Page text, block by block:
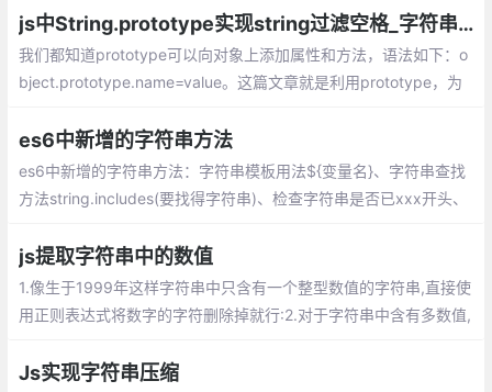
数组最顶端，push方法，记录发现一个左括
号；
js中String.prototype实现string过滤空格_字符串空格过滤
我们都知道prototype可以向对象上添加属性和方法，语法如下：o
bject.prototype.name=value。这篇文章就是利用prototype，为
es6中新增的字符串方法
es6中新增的字符串方法：字符串模板用法${变量名}、字符串查找
方法string.includes(要找得字符串)、检查字符串是否已xxx开头、
js提取字符串中的数值
1.像生于1999年这样字符串中只含有一个整型数值的字符串,直接使
用正则表达式将数字的字符删除掉就行:2.对于字符串中含有多数值,
含整数和小数):
Js实现字符串压缩